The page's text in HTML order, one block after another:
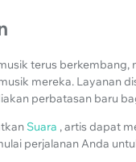
terus
mereka. Layanan
perbatasan baru
Suara , artis dapat
perjalanan Anda